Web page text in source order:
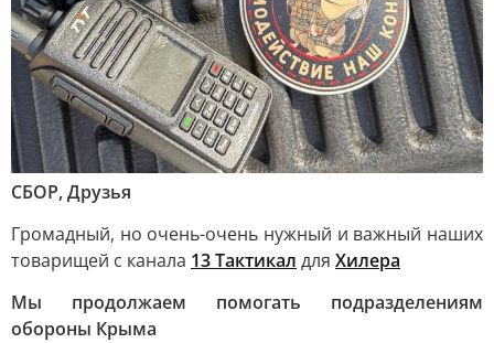
СБОР, Друзья
Громадный, но очень-очень нужный и важный наших
товарищей с канала 13 Тактикал для Хилера
Мы продолжаем помогать подразделениям
обороны Крыма